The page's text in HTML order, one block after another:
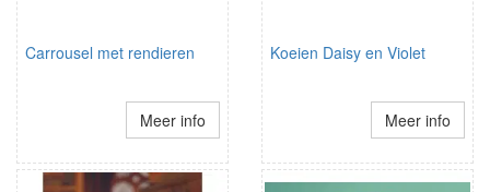
Carrousel met rendieren
Meer info
Koeien Daisy en Violet
Meer info